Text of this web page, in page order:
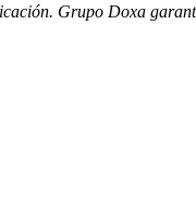
Grupo Doxa